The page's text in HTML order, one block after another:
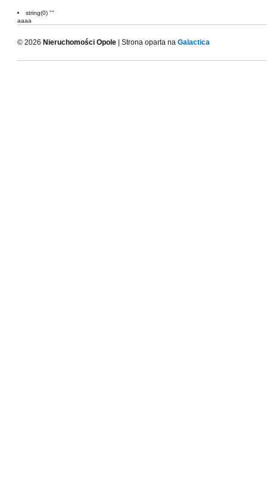
string(0) ""
aaaa
© 2026 Nieruchomości Opole | Strona oparta na Galactica